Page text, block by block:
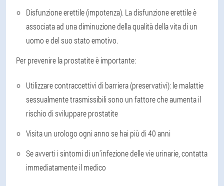
Disfunzione erettile (impotenza). La disfunzione erettile è
associata ad una diminuzione della qualità della vita di un
uomo e del suo stato emotivo.
Per prevenire la prostatite è importante:
Utilizzare contraccettivi di barriera (preservativi): le malattie
sessualmente trasmissibili sono un fattore che aumenta il
rischio di sviluppare prostatite
Visita un urologo ogni anno se hai più di 40 anni
Se avverti i sintomi di un'infezione delle vie urinarie, contatta
immediatamente il medico